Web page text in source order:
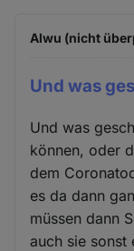
Alwu (nicht
Und was
Und was
können, oder
dem
es da dann
müssen dann
auch sie sonst